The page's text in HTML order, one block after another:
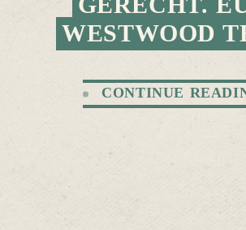
ESTWOOD
CONTINUE